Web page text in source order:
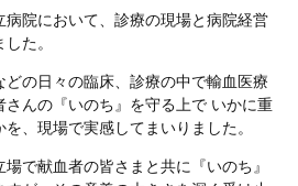
院において、診療の現場と病院経営
た。
の日々の臨床、診療の中で輸血医療
さんの『いのち』を守る上で いかに重
、現場で実感してまいりました。
で献血者の皆さまと共に『いのち』